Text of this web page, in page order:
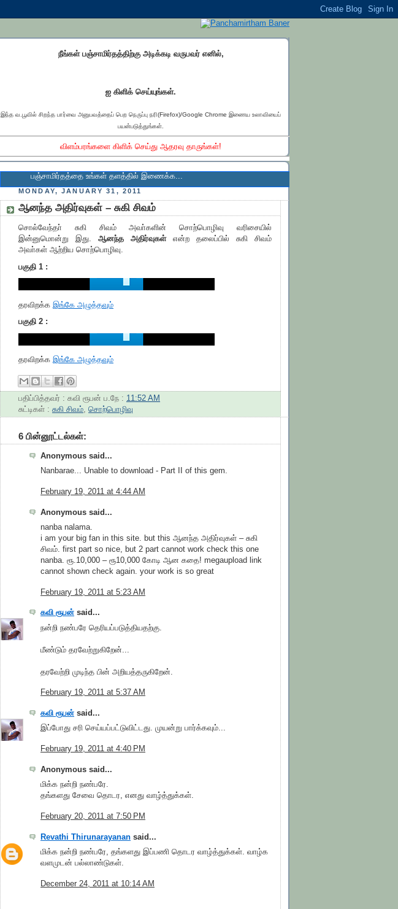
நீங்கள் பஞ்சாமிர்தத்திற்கு அடிக்கடி வருபவர் எனில்,
ஐ கிளிக் செய்யுங்கள்.
இந்த வ.பூவில் சிறந்த பார்வை அனுபவத்தைப் பெற நெருப்பு நரி(Firefox)/Google Chrome இணைய உலாவியைப்
பயன்படுத்துங்கள்.
விளம்பரங்களை கிளிக் செய்து ஆதரவு தாருங்கள்!
பஞ்சாமிர்தத்தை உங்கள் தளத்தில் இணைக்க...
MONDAY, JANUARY 31, 2011
ஆனந்த அதிர்வுகள் – சுகி சிவம்
சொல்வேந்தா் சுகி சிவம் அவா்களின் சொற்பொழிவு வரிசையில்
இன்னுமொன்று இது. ஆனந்த அதிர்வுகள் என்ற தலைப்பில் சுகி சிவம்
அவா்கள் ஆற்றிய சொற்பொழிவு.
பகுதி 1 :
தரவிறக்க இங்கே அழுத்தவும்
பகுதி 2 :
தரவிறக்க இங்கே அழுத்தவும்
பதிப்பித்தவர் : கவி ரூபன் ப.நே : 11:52 AM
சுட்டிகள் : சுகி சிவம் சொற்பொழிவு
6 பின்னூட்டல்கள்:
Anonymous said...
Nanbarae... Unable to download - Part II of this gem.
February 19, 2011 at 4:44 AM
Anonymous said...
nanba nalama.
i am your big fan in this site. but this ஆனந்த அதிர்வுகள் – சுகி
சிவம். first part so nice, but 2 part cannot work check this one
nanba. ரூ.10,000 – ரூ10,000 கோடி ஆன கதை! megaupload link
cannot shown check again. your work is so great
February 19, 2011 at 5:23 AM
கவி ரூபன் said...
நன்றி நண்பரே தெரியப்படுத்தியதற்கு.
மீண்டும் தரவேற்றுகிறேன்...
தரவேற்றி முடிந்த பின் அறியத்தருகிறேன்.
February 19, 2011 at 5:37 AM
கவி ரூபன் said...
இப்போது சரி செய்யப்பட்டுவிட்டது. முயன்று பார்க்கவும்...
February 19, 2011 at 4:40 PM
Anonymous said...
மிக்க நன்றி நண்பரே.
தங்களது சேவை தொடர, எனது வாழ்த்துக்கள்.
February 20, 2011 at 7:50 PM
Revathi Thirunarayanan said...
மிக்க நன்றி நண்பரே, தங்களது இப்பணி தொடர வாழ்த்துக்கள். வாழ்க
வளமுடன் பல்லாண்டுகள்.
December 24, 2011 at 10:14 AM